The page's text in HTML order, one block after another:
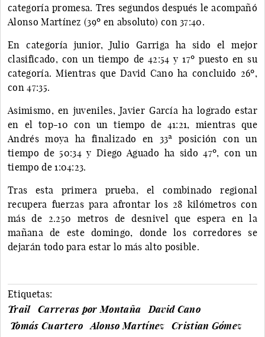
categoría promesa. Tres segundos después le acompañó
Alonso Martínez (39º en absoluto) con 37:40.
En categoría junior, Julio Garriga ha sido el mejor
clasificado, con un tiempo de 42:54 y 17º puesto en su
categoría. Mientras que David Cano ha concluido 26º,
con 47:35.
Asimismo, en juveniles, Javier García ha logrado estar
en el top-10 con un tiempo de 41:21, mientras que
Andrés moya ha finalizado en 33ª posición con un
tiempo de 50:34 y Diego Aguado ha sido 47º, con un
tiempo de 1:04:23.
Tras esta primera prueba, el combinado regional
recupera fuerzas para afrontar los 28 kilómetros con
más de 2.250 metros de desnivel que espera en la
mañana de este domingo, donde los corredores se
dejarán todo para estar lo más alto posible.
Etiquetas:
Trail
Carreras por Montaña
David Cano
Tomás Cuartero
Alonso Martínez
Cristian Gómez